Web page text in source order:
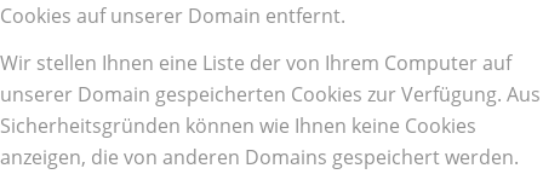
Cookies auf unserer Domain entfernt.
Wir stellen Ihnen eine Liste der von Ihrem Computer auf
unserer Domain gespeicherten Cookies zur Verfügung. Aus
Sicherheitsgründen können wie Ihnen keine Cookies
anzeigen, die von anderen Domains gespeichert werden.